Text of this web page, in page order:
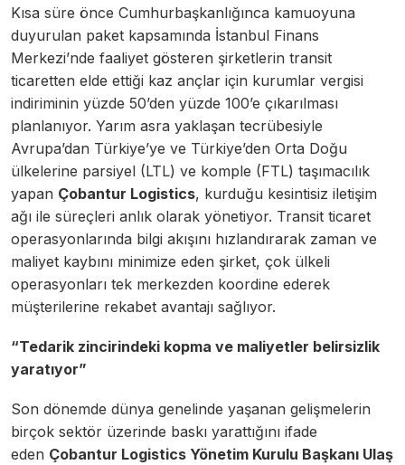
Kısa süre önce Cumhurbaşkanlığınca kamuoyuna
duyurulan paket kapsamında İstanbul Finans
Merkezi’nde faaliyet gösteren şirketlerin transit
ticaretten elde ettiği kaz ançlar için kurumlar vergisi
indiriminin yüzde 50’den yüzde 100’e çıkarılması
planlanıyor. Yarım asra yaklaşan tecrübesiyle
Avrupa’dan Türkiye’ye ve Türkiye’den Orta Doğu
ülkelerine parsiyel (LTL) ve komple (FTL) taşımacılık
yapan Çobantur Logistics, kurduğu kesintisiz iletişim
ağı ile süreçleri anlık olarak yönetiyor. Transit ticaret
operasyonlarında bilgi akışını hızlandırarak zaman ve
maliyet kaybını minimize eden şirket, çok ülkeli
operasyonları tek merkezden koordine ederek
müşterilerine rekabet avantajı sağlıyor.
“Tedarik zincirindeki kopma ve maliyetler belirsizlik
yaratıyor”
Son dönemde dünya genelinde yaşanan gelişmelerin
birçok sektör üzerinde baskı yarattığını ifade
eden Çobantur Logistics Yönetim Kurulu Başkanı Ulaş